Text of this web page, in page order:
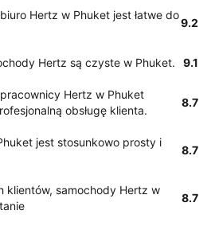
Hertz w Phuket jest łatwe do
9.2
Hertz są czyste w Phuket. 9.1
Hertz w Phuket
obsługę klienta.
8.7
jest stosunkowo prosty i
8.7
klientów, samochody Hertz w
8.7